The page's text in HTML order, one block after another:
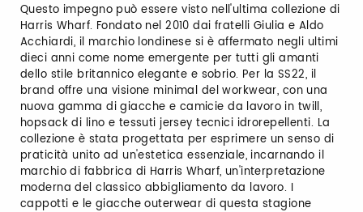
Questo impegno può essere visto nell'ultima collezione di
Harris Wharf. Fondato nel 2010 dai fratelli Giulia e Aldo
Acchiardi, il marchio londinese si è affermato negli ultimi
dieci anni come nome emergente per tutti gli amanti
dello stile britannico elegante e sobrio. Per la SS22, il
brand offre una visione minimal del workwear, con una
nuova gamma di giacche e camicie da lavoro in twill,
hopsack di lino e tessuti jersey tecnici idrorepellenti. La
collezione è stata progettata per esprimere un senso di
praticità unito ad un'estetica essenziale, incarnando il
marchio di fabbrica di Harris Wharf, un'interpretazione
moderna del classico abbigliamento da lavoro. I
cappotti e le giacche outerwear di questa stagione